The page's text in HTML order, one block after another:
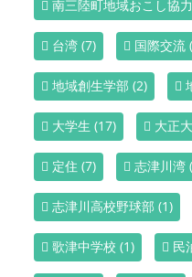
南三陸町地域おこし協
台湾 (7) 国際交流
地域創生学部 (2)
大学生 (17) 大正
定住 (7) 志津川湾
志津川高校野球部 (1)
歌津中学校 (1) 民